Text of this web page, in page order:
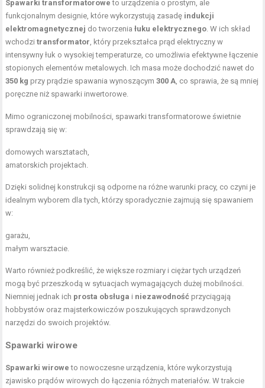
Spawarki transformatorowe to urządzenia o prostym, ale
funkcjonalnym designie, które wykorzystują zasadę indukcji
elektromagnetycznej do tworzeniałuku elektrycznego. W ich skład
wchodzitransformator, który przekształca prąd elektryczny w
intensywny łuk o wysokiej temperaturze, co umożliwia efektywne łączenie
stopionych elementów metalowych. Ich masa może dochodzić nawet do
350 kg przy prądzie spawania wynoszącym300 A, co sprawia, że są mniej
poręczne niż spawarki inwertorowe.
Mimo ograniczonej mobilności, spawarki transformatorowe świetnie
sprawdzają się w:
domowych warsztatach,
amatorskich projektach.
Dzięki solidnej konstrukcji są odporne na różne warunki pracy, co czyni je
idealnym wyborem dla tych, którzy sporadycznie zajmują się spawaniem
w:
garażu,
małym warsztacie.
Warto również podkreślić, że większe rozmiary i ciężar tych urządzeń
mogą być przeszkodą w sytuacjach wymagających dużej mobilności.
Niemniej jednak ich prosta obsługa i niezawodność przyciągają
hobbystów oraz majsterkowiczów poszukujących sprawdzonych
narzędzi do swoich projektów.
Spawarki wirowe
Spawarki wirowe to nowoczesne urządzenia, które wykorzystują
zjawisko prądów wirowych do łączenia różnych materiałów. W trakcie